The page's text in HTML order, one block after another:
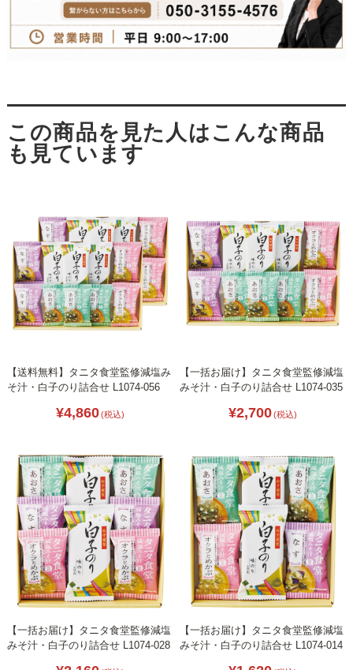
【送料無料】タニタ食堂監修減塩み
そ汁・白子のり詰合せ L1074-056
¥4,860(税込)
【一括お届け】タニタ食堂監修減塩
みそ汁・白子のり詰合せ L1074-035
¥2,700(税込)
【一括お届け】タニタ食堂監修減塩
みそ汁・白子のり詰合せ L1074-028
【一括お届け】タニタ食堂監修減塩
みそ汁・白子のり詰合せ L1074-014